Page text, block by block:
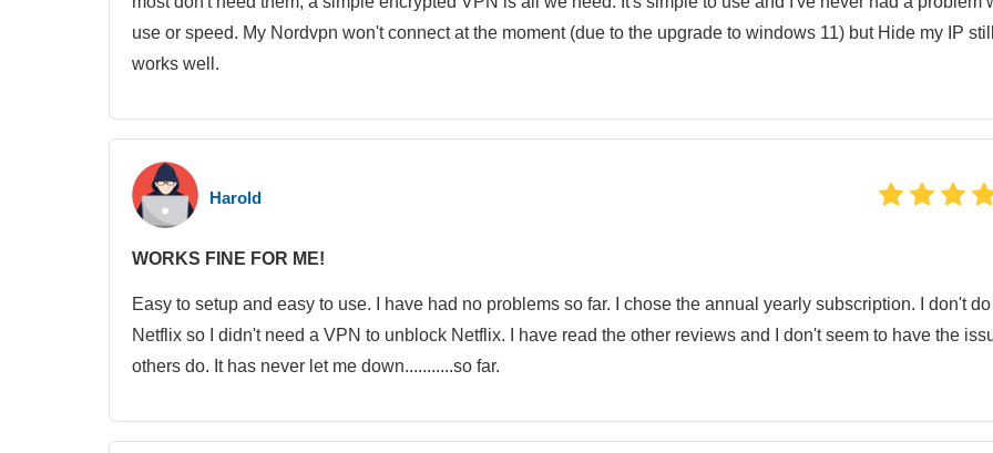
use or speed. My Nordvpn won't connect at the moment (due to the upgrade to windows 11) but Hide my IP still
works well.
Harold
WORKS FINE FOR ME!
Easy to setup and easy to use. I have had no problems so far. I chose the annual yearly subscription. I don't do
Netflix so I didn't need a VPN to unblock Netflix. I have read the other reviews and I don't seem to have the
others do. It has never let me down...........so far.